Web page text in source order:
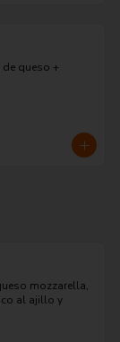
queso +
mozzarella,
al ajillo y